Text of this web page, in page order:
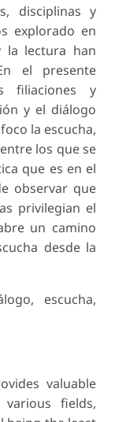
disciplinas y
explorado en
la lectura han
el presente
filiaciones y
y el diálogo
la escucha,
los que se
que es en el
observar que
privilegian el
un camino
desde la
escucha,
valuable
fields,